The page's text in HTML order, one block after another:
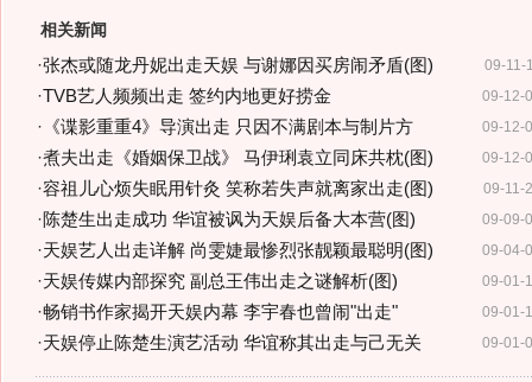
相关新闻
09-11-
·张杰或随龙丹妮出走天娱 与谢娜因买房闹矛盾(图)
09-12-
·TVB艺人频频出走 签约内地更好捞金
09-12-
· 《谍影重重4》导演出走 只因不满剧本与制片方
09-12-
·煮夫出走《婚姻保卫战》 马伊琍袁立同床共枕(图)
09-11-
·容祖儿心烦失眠用针灸 笑称若失声就离家出走(图)
09-09-
·陈楚生出走成功 华谊被讽为天娱后备大本营(图)
09-04-
·天娱艺人出走详解 尚雯婕最惨烈张靓颖最聪明(图)
09-01-
·天娱传媒内部探究 副总王伟出走之谜解析(图)
09-01-
·畅销书作家揭开天娱内幕 李宇春也曾闹"出走"
09-01-
·天娱停止陈楚生演艺活动 华谊称其出走与己无关